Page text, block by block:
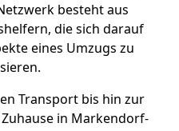
besteht aus
die sich darauf
eines Umzugs zu
Transport bis hin zur
in Markendorf-